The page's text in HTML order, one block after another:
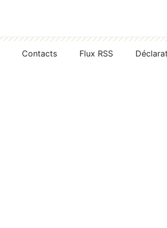
Contacts Flux RSS